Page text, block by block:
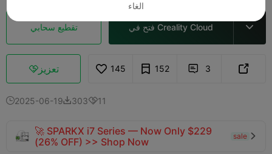
تقطيع سحابي فتح في Creality Cloud 
تعزيز 145 152  3 
2025-06-1930311
🚀 SPARKX i7 Series — Now Only $229
(26% OFF) >> Shop Now
sale 
الغاء